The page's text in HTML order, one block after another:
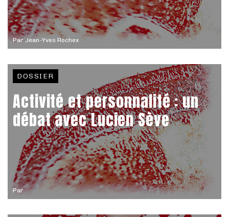
Par Jean-Yves Rochex
Par
DOSSIER
Activité et personnalité : un
débat avec Lucien Sève